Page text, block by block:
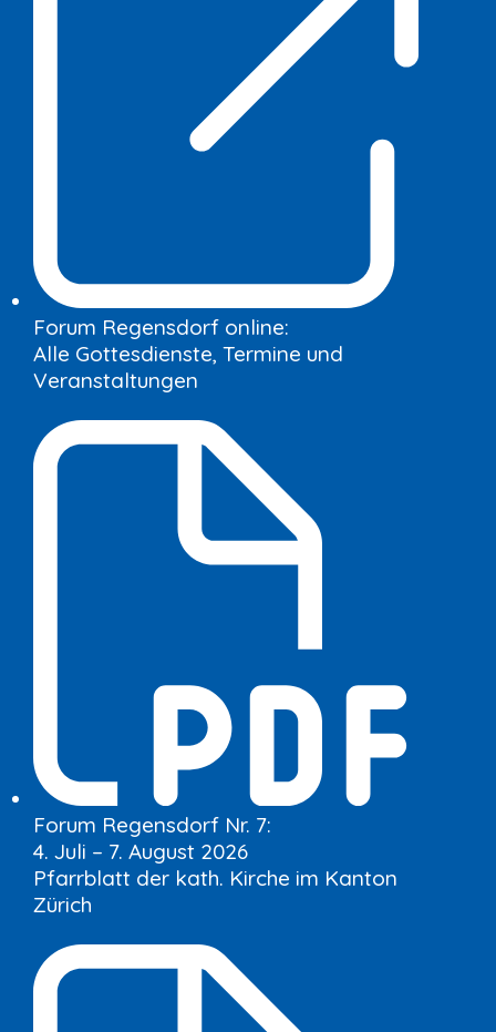
Forum Regensdorf online:
Alle Gottesdienste, Termine und
Veranstaltungen
Forum Regensdorf Nr. 7:
4. Juli – 7. August 2026
Pfarrblatt der kath. Kirche im Kanton
Zürich